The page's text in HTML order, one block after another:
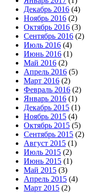
Декабрь 2016 (4)
Ноябрь 2016 (2)
Октябрь 2016 (3)
Сентябрь 2016 (2)
Июль 2016 (4)
Июнь 2016 (1)
Май 2016 (2)
Апрель 2016 (5)
Март 2016 (2)
Февраль 2016 (2)
Январь 2016 (1)
Декабрь 2015 (1)
Ноябрь 2015 (4)
Октябрь 2015 (5)
Сентябрь 2015 (2)
Август 2015 (1)
Июль 2015 (2)
Июнь 2015 (1)
Май 2015 (3)
Апрель 2015 (4)
Март 2015 (2)